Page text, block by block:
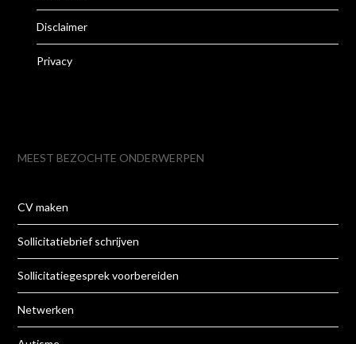
Disclaimer
Privacy
MEEST BEZOCHTE ONDERWERPEN
CV maken
Sollicitatiebrief schrijven
Sollicitatiegesprek voorbereiden
Netwerken